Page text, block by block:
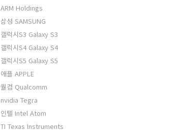
ARM Holdings
삼성 SAMSUNG
갤럭시S3 Galaxy S3
갤럭시S4 Galaxy S4
갤럭시S5 Galaxy S5
애플 APPLE
퀄컴 Qualcomm
nvidia Tegra
인텔 Intel Atom
TI Texas Instruments